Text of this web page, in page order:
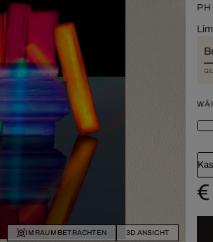
IM RAUM BETRACHTEN 3D ANSICHT